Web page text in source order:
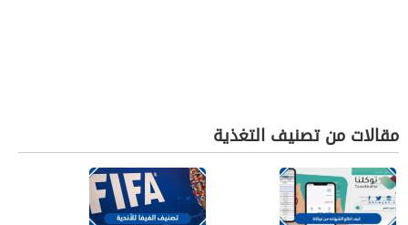
مقالات من تصنيف التغذية